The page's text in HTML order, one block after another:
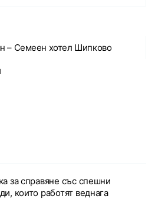
– Семеен хотел Шипково
за справяне със спешни
които работят веднага